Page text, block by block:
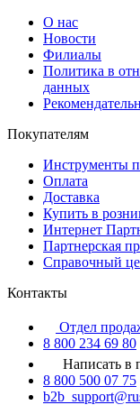
О нас
Новости
Филиалы
Политика в
данных
Покупателям
Инструменты
Оплата
Доставка
Купить в
Интернет
Партнерская
Справочный
Контакты
Отдел
8 800 234 69 80
Написать в
8 800 500 07 75